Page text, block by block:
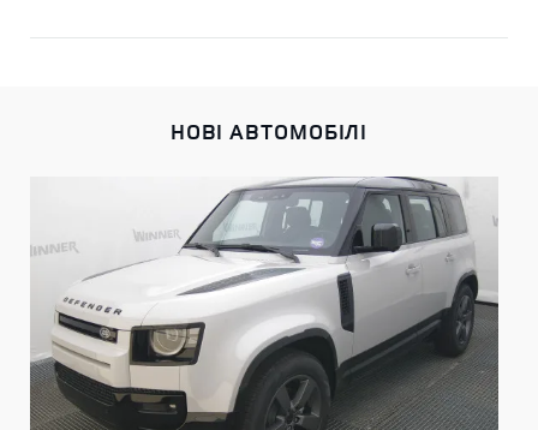
НОВI АВТОМОБIЛI